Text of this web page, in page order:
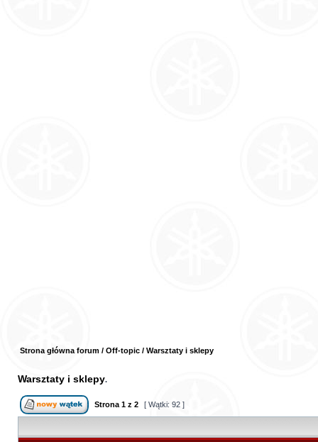
Strona główna forum / Off-topic / Warsztaty i sklepy
Warsztaty i sklepy
Strona 1 z 2 [ Wątki: 92 ]